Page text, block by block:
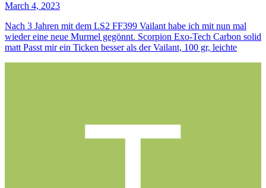
March 4, 2023
Nach 3 Jahren mit dem LS2 FF399 Vailant habe ich mit nun mal
wieder eine neue Murmel gegönnt. Scorpion Exo-Tech Carbon solid
matt Passt mir ein Ticken besser als der Vailant, 100 gr, leichte